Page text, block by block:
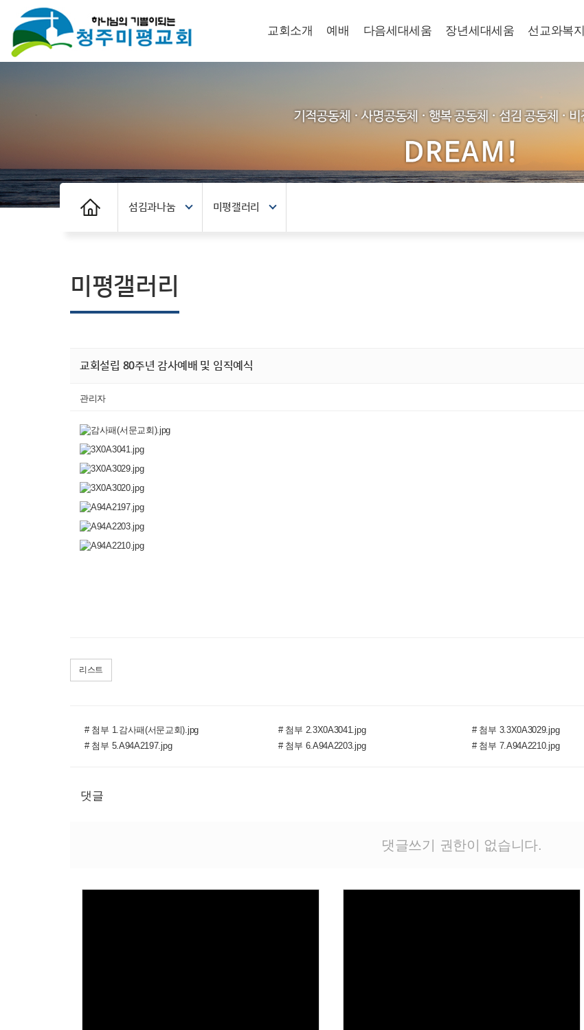
교회소개 예배 다음세대세움 장년세대세움 선교와복지
섬김과나눔 미평갤러리
미평갤러리
교회설립 80주년 감사예배 및 임직예식
관리자
리스트
# 첨부 1.감사패(서문교회).jpg # 첨부 2.3X0A3041.jpg # 첨부 3.3X0A3029.jpg
# 첨부 5.A94A2197.jpg
# 첨부 6.A94A2203.jpg # 첨부 7.A94A2210.jpg
댓글
댓글쓰기 권한이 없습니다.